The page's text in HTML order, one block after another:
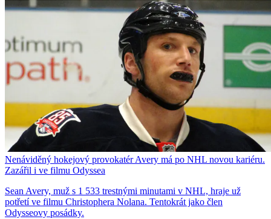
Nenáviděný hokejový provokatér Avery má po NHL novou kariéru.
Zazářil i ve filmu Odyssea
Sean Avery, muž s 1 533 trestnými minutami v NHL, hraje už
potřetí ve filmu Christophera Nolana. Tentokrát jako člen
Odysseovy posádky.